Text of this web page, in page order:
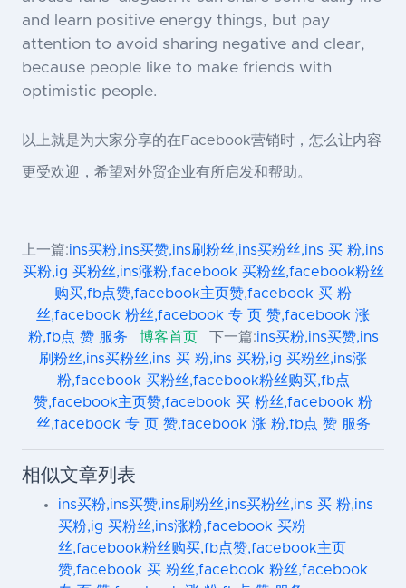
and learn positive energy things, but pay
attention to avoid sharing negative and clear,
because people like to make friends with
optimistic people.
以上就是为大家分享的在Facebook营销时，怎么让内容
更受欢迎，希望对外贸企业有所启发和帮助。
上一篇:ins买粉,ins买赞,ins刷粉丝,ins买粉丝,ins 买 粉,ins
买粉,ig 买粉丝,ins涨粉,facebook 买粉丝,facebook粉丝
购买,fb点赞,facebook主页赞,facebook 买 粉
丝,facebook 粉丝,facebook 专 页 赞,facebook 涨
粉,fb点 赞 服务
博客首页 下一篇:ins买粉,ins买赞,ins
刷粉丝,ins买粉丝,ins 买 粉,ins 买粉,ig 买粉丝,ins涨
粉,facebook 买粉丝,facebook粉丝购买,fb点
赞,facebook主页赞,facebook 买 粉丝,facebook 粉
丝,facebook 专 页 赞,facebook 涨 粉,fb点 赞 服务
相似文章列表
ins买粉,ins买赞,ins刷粉丝,ins买粉丝,ins 买 粉,ins
买粉,ig 买粉丝,ins涨粉,facebook 买粉
丝,facebook粉丝购买,fb点赞,facebook主页
赞,facebook 买 粉丝,facebook 粉丝,facebook